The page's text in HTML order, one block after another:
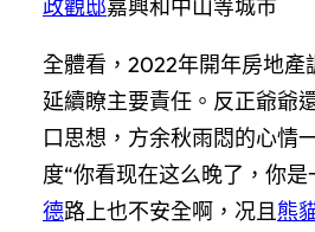
政觀邸嘉興和中山等城市
全體看，2022年開年房地產
延續瞭主要責任。反正爺爺
口思想，方余秋雨悶的心情
度“你看现在这么晚了，你是
德路上也不安全啊，况且熊